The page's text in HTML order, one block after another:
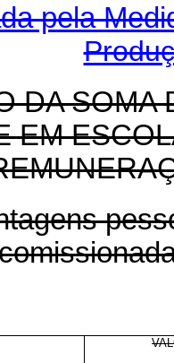
pela
DA SOMA
EM